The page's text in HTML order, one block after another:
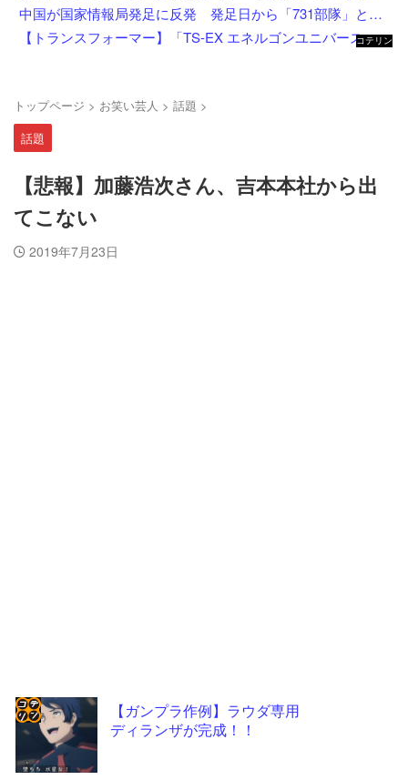
中国が国家情報局発足に反発 発足日から「731部隊」と結び付け戦後秩序への挑発と非難
【トランスフォーマー】「TS-EX エネルゴンユニバース オプティマスプライム」【T-SPARK ZONE 流通限定で予約開始】
コテリン
トップページ > お笑い芸人 > 話題 >
話題
【悲報】加藤浩次さん、吉本本社から出
てこない
2019年7月23日
【ガンプラ作例】ラウダ専用
ディランザが完成！！
コテ
リン